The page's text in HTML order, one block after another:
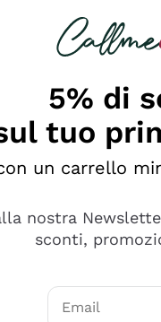
5% di
tuo
un carrello
nostra
sconti,
Email